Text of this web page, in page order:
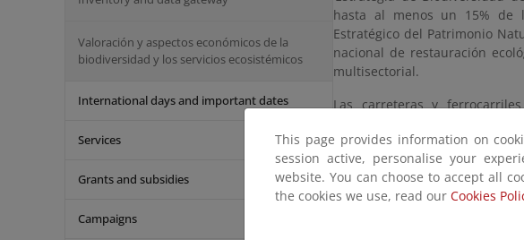
Valoración y aspectos económicos de la
biodiversidad y los servicios ecosistémicos
International days and important dates
Services
Grants and subsidies
Campaigns
hasta al menos un 15% de
Estratégico del Patrimonio
nacional de restauración
multisectorial.
Las carreteras y
particularmente en los
con los corredores
planificación que impulsen
infraestructuras viarias.
This page provides information on
session active, personalise your
website. You can choose to accept all
the cookies we use, read our Cookies